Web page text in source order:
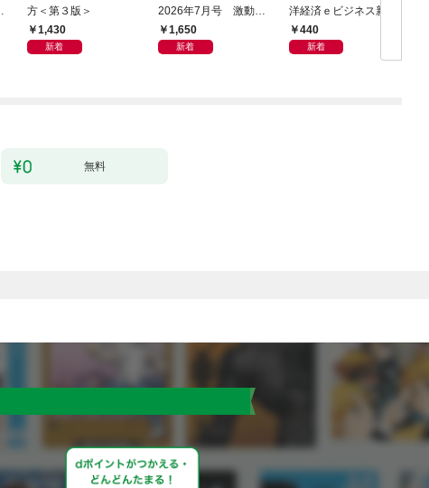
方＜第３版＞
1,430
新着
2026年7月号 激動の
時代の海運経営 主要
邦船社トップに聞く
1,650
新着
洋経済ｅビジネス新書
Ｎo.493
440
新着
無料